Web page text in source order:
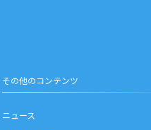
その他のコンテンツ
ニュース